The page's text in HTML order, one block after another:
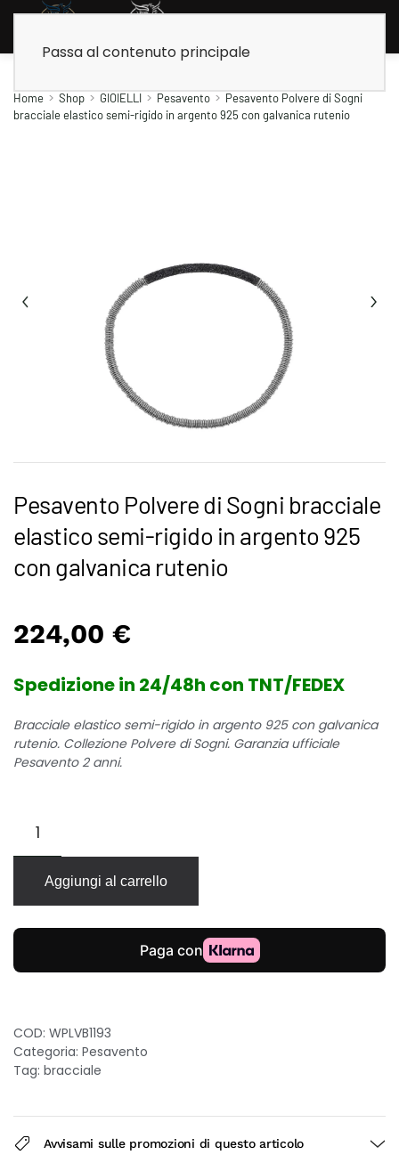
Passa al contenuto principale
Home Shop GIOIELLI Pesavento
Pesavento Polvere di Sogni
bracciale elastico semi-rigido in argento 925 con galvanica rutenio
Pesavento Polvere di Sogni bracciale
elastico semi-rigido in argento 925
con galvanica rutenio
224,00 €
Spedizione in 24/48h con TNT/FEDEX
Bracciale elastico semi-rigido in argento 925 con galvanica
rutenio. Collezione Polvere di Sogni. Garanzia ufficiale
Pesavento 2 anni.
Polvere
di
bracciale
elastico
semi-
in
galvanica
rutenio
quantità
Aggiungi al carrello
COD: WPLVB1193
Categoria: Pesavento
Tag: bracciale
Avvisami sulle promozioni di questo articolo